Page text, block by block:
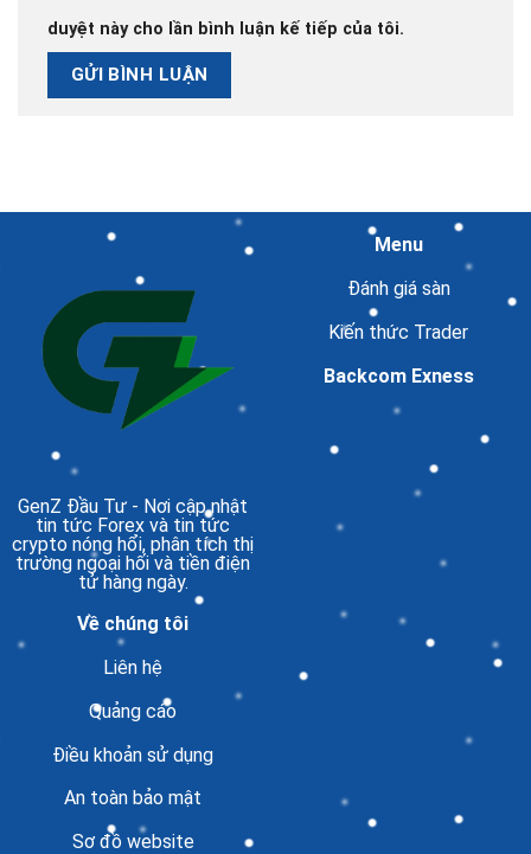
duyệt này cho lần bình luận kế tiếp của tôi.
GenZ Đầu Tư - Nơi cập nhật
tin tức Forex và tin tức
crypto nóng hổi, phân tích thị
trường ngoại hối và tiền điện
tử hàng ngày.
Menu
Đánh giá sàn
Kiến thức Trader
Backcom Exness
Về chúng tôi
Liên hệ
Quảng cáo
Điều khoản sử dụng
An toàn bảo mật
Sơ đồ website